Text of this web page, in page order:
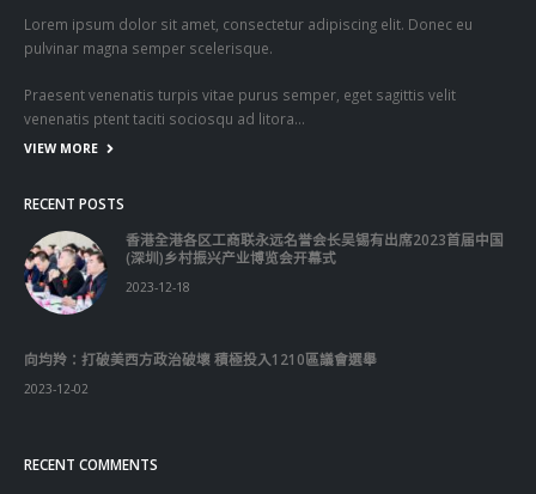
Lorem ipsum dolor sit amet, consectetur adipiscing elit. Donec eu
pulvinar magna semper scelerisque.
Praesent venenatis turpis vitae purus semper, eget sagittis velit
venenatis ptent taciti sociosqu ad litora…
VIEW MORE
RECENT POSTS
香港全港各区工商联永远名誉会长吴锡有出席2023首届中国
(深圳)乡村振兴产业博览会开幕式
2023-12-18
向均羚：打破美西方政治破壞 積極投入1210區議會選舉
2023-12-02
RECENT COMMENTS